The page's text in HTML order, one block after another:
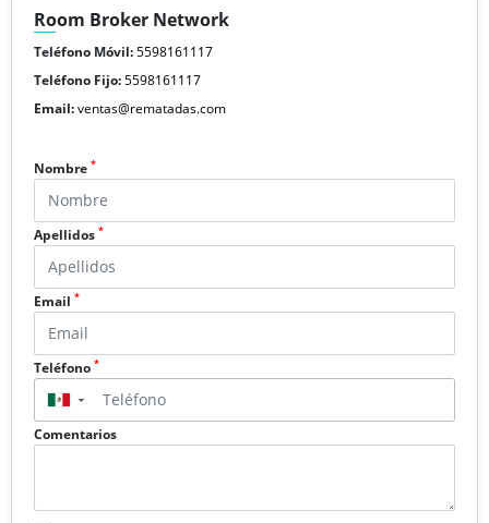
Room Broker Network
Teléfono Móvil:5598161117
Teléfono Fijo:5598161117
Email:ventas@rematadas.com
Nombre *
Apellidos *
Email *
Teléfono *
▼
Comentarios